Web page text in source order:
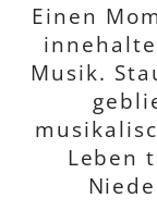
Einen
Musik.
Leben